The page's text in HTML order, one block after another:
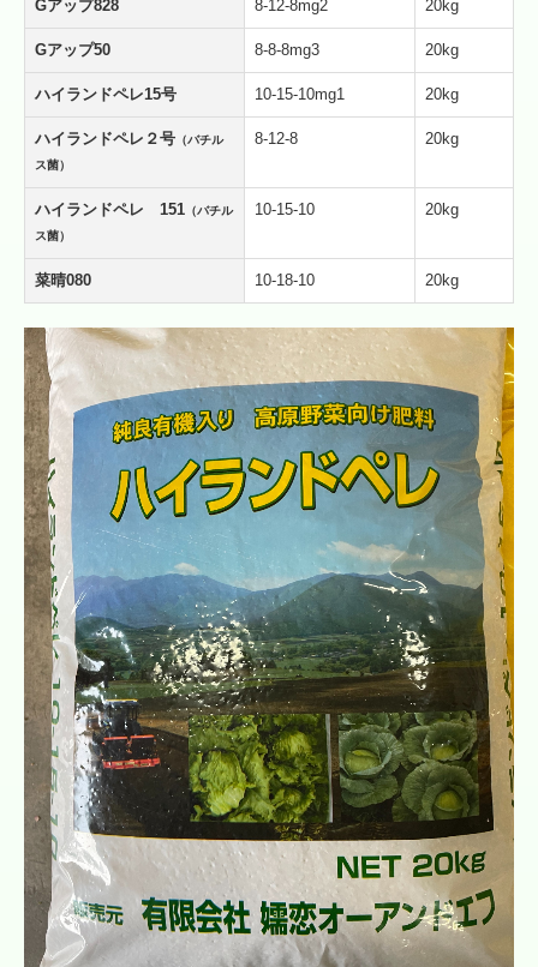
Gアップ828 8-12-8mg2 20kg
Gアップ50 8-8-8mg3 20kg
ハイランドペレ15号 10-15-10mg1 20kg
ハイランドペレ２号 （バチル
ス菌）
8-12-8 20kg
ハイランドペレ 151 （バチル
ス菌）
10-15-10 20kg
菜晴080 10-18-10 20kg